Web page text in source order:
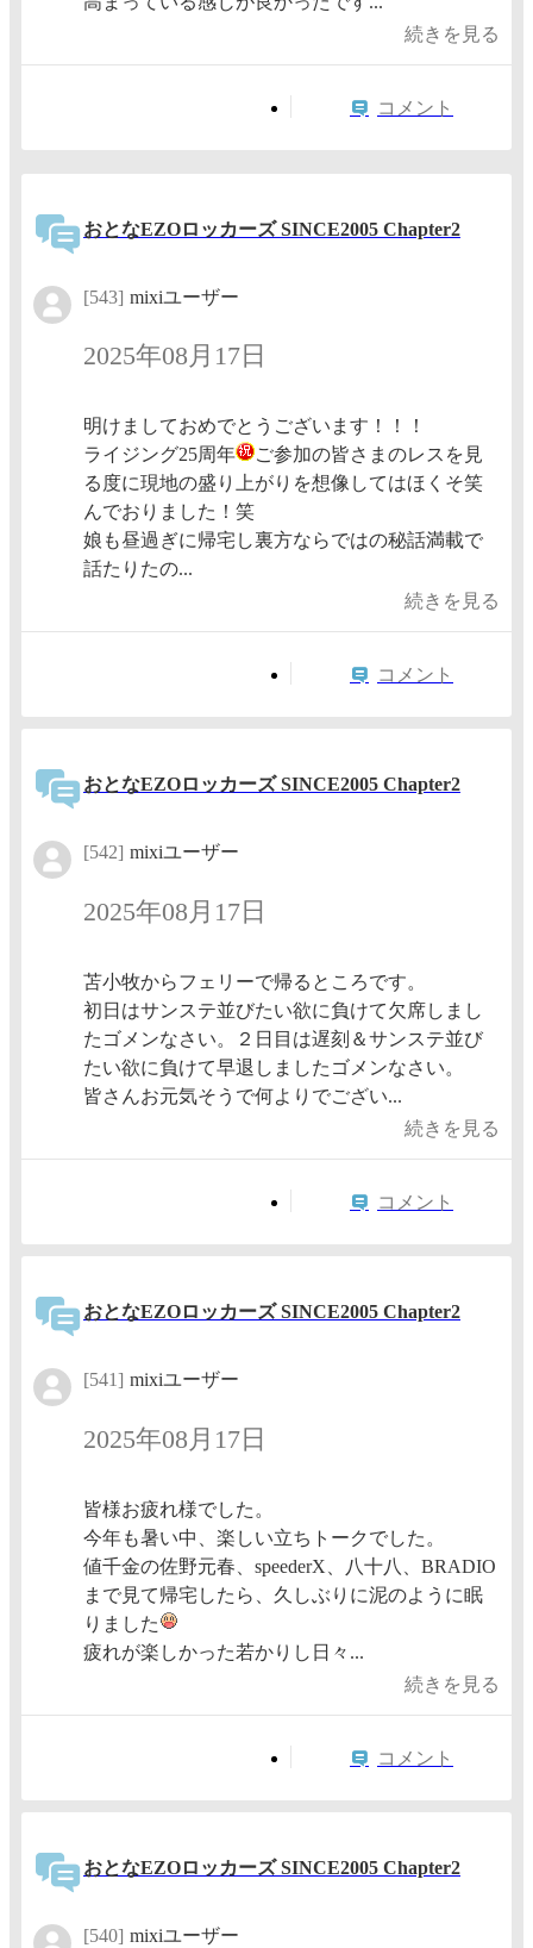
続きを見る
コメント
おとなEZOロッカーズ SINCE2005 Chapter2
[543] mixiユーザー
2025年08月17日
明けましておめでとうございます！！！
ライジング25周年
ご参加の皆さまのレスを見
る度に現地の盛り上がりを想像してはほくそ笑
んでおりました！笑
娘も昼過ぎに帰宅し裏方ならではの秘話満載で
話たりたの...
続きを見る
コメント
おとなEZOロッカーズ SINCE2005 Chapter2
[542] mixiユーザー
2025年08月17日
苫小牧からフェリーで帰るところです。
初日はサンステ並びたい欲に負けて欠席しまし
たゴメンなさい。２日目は遅刻＆サンステ並び
たい欲に負けて早退しましたゴメンなさい。
皆さんお元気そうで何よりでござい...
続きを見る
コメント
おとなEZOロッカーズ SINCE2005 Chapter2
[541] mixiユーザー
2025年08月17日
皆様お疲れ様でした。
今年も暑い中、楽しい立ちトークでした。
値千金の佐野元春、speederX、八十八、BRADIO
まで見て帰宅したら、久しぶりに泥のように眠
りました
疲れが楽しかった若かりし日々...
続きを見る
コメント
おとなEZOロッカーズ SINCE2005 Chapter2
[540] mixiユーザー